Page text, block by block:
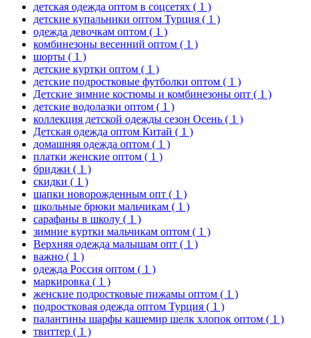
детская одежда оптом в соцсетях ( 1 )
детские купальники оптом Турция ( 1 )
одежда девочкам оптом ( 1 )
комбинезоны весенний оптом ( 1 )
шорты ( 1 )
детские куртки оптом ( 1 )
детские подростковые футболки оптом ( 1 )
Детские зимние костюмы и комбинезоны опт ( 1 )
детские водолазки оптом ( 1 )
коллекция детской одежды сезон Осень ( 1 )
Детская одежда оптом Китай ( 1 )
домашняя одежда оптом ( 1 )
платки женские оптом ( 1 )
бриджи ( 1 )
скидки ( 1 )
шапки новорожденным опт ( 1 )
школьные брюки мальчикам ( 1 )
сарафаны в школу ( 1 )
зимние куртки мальчикам оптом ( 1 )
Верхняя одежда малышам опт ( 1 )
важно ( 1 )
одежда Россия оптом ( 1 )
маркировка ( 1 )
женские подростковые пижамы оптом ( 1 )
подростковая одежда оптом Турция ( 1 )
палантины шарфы кашемир шелк хлопок оптом ( 1 )
твиттер ( 1 )